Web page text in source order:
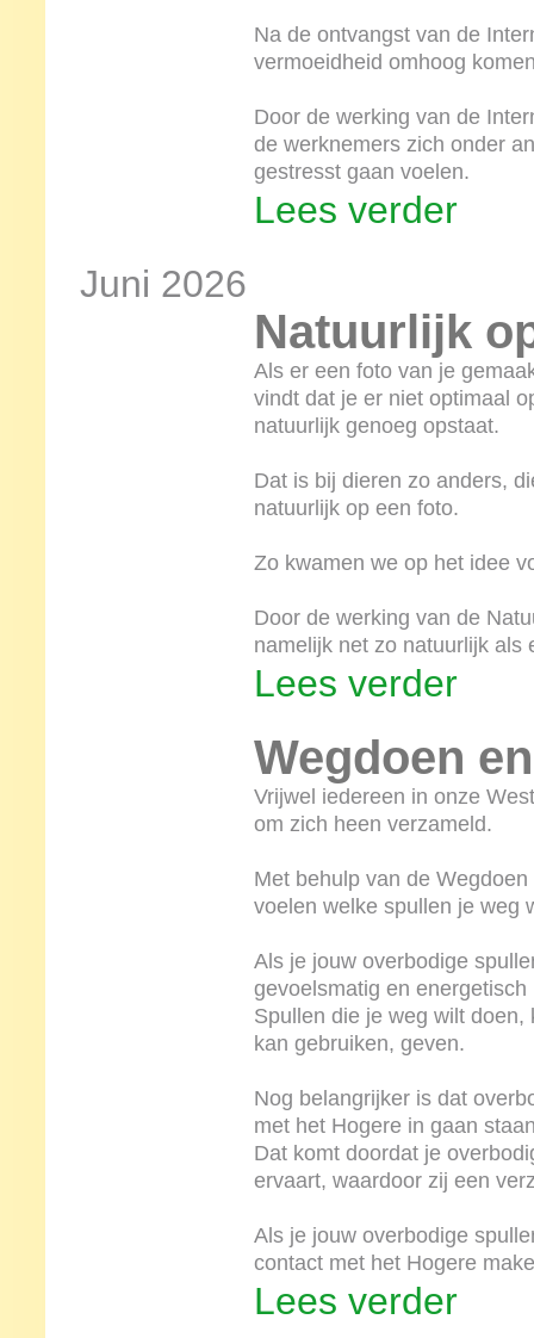
Na de ontvangst van de
vermoeidheid omhoog
Door de werking van de
de werknemers zich onder
gestresst gaan voelen.
Lees verder
Juni 2026
Natuurlijk
Als er een foto van je
vindt dat je er niet optimaal
natuurlijk genoeg opstaat.
Dat is bij dieren zo anders,
natuurlijk op een foto.
Zo kwamen we op het idee
Door de werking van de
namelijk net zo natuurlijk als
Lees verder
Wegdoen
Vrijwel iedereen in onze
om zich heen verzameld.
Met behulp van de
voelen welke spullen je weg
Als je jouw overbodige
gevoelsmatig en
Spullen die je weg wilt
kan gebruiken, geven.
Nog belangrijker is dat
met het Hogere in gaan
Dat komt doordat je
ervaart, waardoor zij een
Als je jouw overbodige
contact met het Hogere
Lees verder